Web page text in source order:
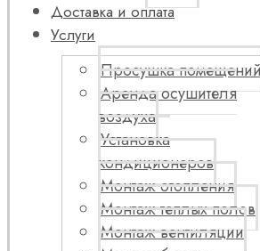
Доставка и оплата
Услуги
Просушка
Аренда осушителя
воздуха
Установка
кондиционеров
Монтаж отопления
Монтаж теплых полов
Монтаж вентиляции